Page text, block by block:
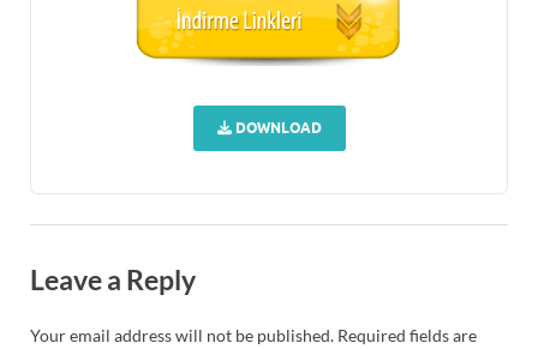
DOWNLOAD
Leave a Reply
Your email address will not be published. Required fields are